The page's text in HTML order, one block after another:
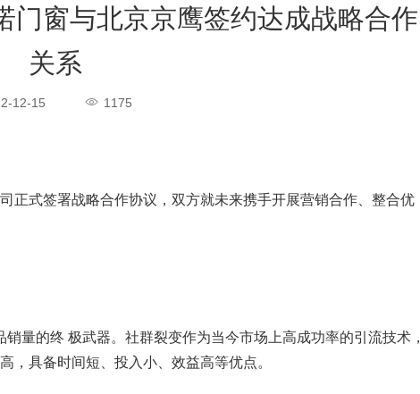
门窗与北京京鹰签约达成战略合作
关系
12-15 1175
式签署战略合作协议，双方就未来携手开展营销合作、整合优
量的终 极武器。社群裂变作为当今市场上高成功率的引流技术，
，具备时间短、投入小、效益高等优点。